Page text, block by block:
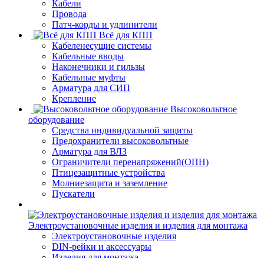
Кабели
Провода
Патч-корды и удлинители
Всё для КПП
Кабеленесущие системы
Кабельные вводы
Наконечники и гильзы
Кабельные муфты
Арматура для СИП
Крепление
Высоковольтное
оборудование
Средства индивидуальной защиты
Предохранители высоковольтные
Арматура для ВЛЗ
Ограничители перенапряжений(ОПН)
Птицезащитные устройства
Молниезащита и заземление
Пускатели
Электроустановочные изделия и изделия для монтажа
Электроустановочные изделия
DIN-рейки и аксессуары